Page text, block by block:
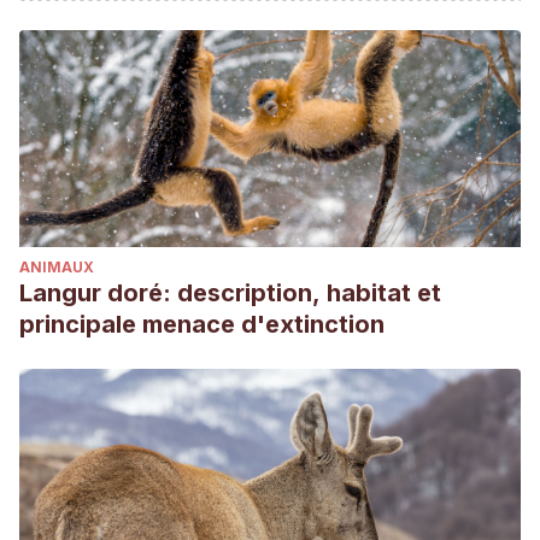
Carr, K. (s. f.).Nyctereutes procyonoides (raccoon dog). Animal
Diversity Web. Recuperado 21 de mayo de 2021, de
https://animaldiversity.org/accounts/Nyctereutes_procyonoides/
Control, M. S. W. (2018, 2 agosto).What Are the Different
Types of Raccoons in the World and What Do We Have in
Toronto?Markham Wildlife Removal.
https://www.markhamwildliferemoval.com/different-types-of-
raccoons-in-the-world/
Desert Museum Arizona – Sonora. (s. f.).
Ringtails & Coatis
. Desert Museum. Recuperado 21 de mayo de
2021, de
https://www.desertmuseum.org/books/
PBS. (2021, 1 abril).Raccoon Nation ~ Raccoon Facts | Nature |
PBS. https://www.pbs.org/wnet/nature/raccoon-nation-
raccoon-fact-sheet/7553/
Redacción National Geographic. (2020a, noviembre 5).
ANIMAUX
Langur doré: description, habitat et
principale menace d'extinction